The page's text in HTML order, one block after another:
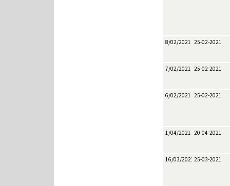
8/02/2021 25-02-2021
7/02/2021 25-02-2021
6/02/2021 25-02-2021
1/04/2021 20-04-2021
16/03/2021 25-03-2021